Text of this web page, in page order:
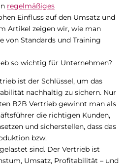
regelmäßiges
Einfluss auf den Umsatz und
Artikel zeigen wir, wie man
von Standards und Training
so wichtig für Unternehmen?
ist der Schlüssel, um das
nachhaltig zu sichern. Nur
B2B Vertrieb gewinnt man als
die richtigen Kunden,
und sicherstellen, dass das
bzw.
sind. Der Vertrieb ist
Umsatz, Profitabilität – und